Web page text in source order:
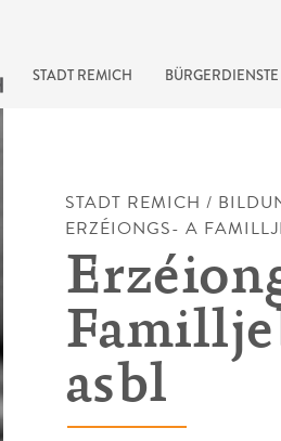
STADT REMICH BÜRGERDIENSTE
STADT REMICH /
ERZÉIONGS- A
asbl